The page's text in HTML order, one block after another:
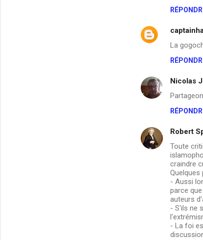
m
e
a
i
s
La
Nicolas
Robert
Toute
craindre
Quelques
- Aussi
parce
auteurs
- S'ils ne
- La foi